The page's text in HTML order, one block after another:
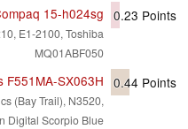
15-h024sg
E1-2100, Toshiba
MQ01ABF050
0.23 Points
F551MA-SX063H
(Bay Trail), N3520,
Digital Scorpio Blue
0.44 Points